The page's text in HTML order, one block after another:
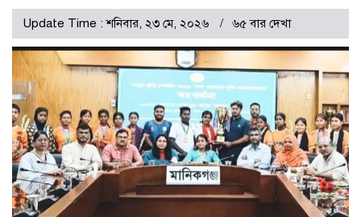
Update Time : শনিবার, ২৩ মে, ২০২৬ ৬৫ বার দেখা